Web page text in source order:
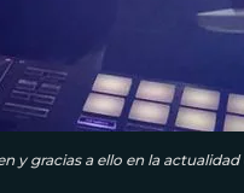
y gracias a ello en la